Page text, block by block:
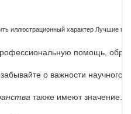
иллюстрационный характер Лучшие
помощь,
о важности научного
также имеют значение.